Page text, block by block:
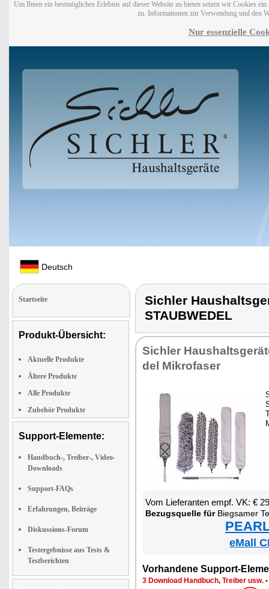
Um Ihnen ein bestmögliches Erlebnis auf dieser Website zu bieten setzen wir Cookies
zu. Informationen zur Verwendung und den
Nur essenzielle
Deutsch
Startseite
Produkt-Übersicht:
Aktuelle Produkte
Ältere Produkte
Alle Produkte
Zubehör Produkte
Support-Elemente:
Handbuch-, Treiber-, Video-
Downloads
Support-FAQs
Erfahrungen, Beiträge
Diskussions-Forum
Testergebnisse aus Tests &
Testberichten
Sichler
STAUBWEDEL
Sich­ler
del Mi­kro­fa­ser
Vom Lie­fe­ran­ten empf. VK: €
Be­zugs­quel­le fürBieg­sa­mer
eMall
Vor­han­de­ne Sup­port-
3 Down­load Hand­buch, Trei­ber usw. •